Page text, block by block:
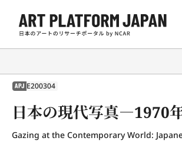
APJ E200304